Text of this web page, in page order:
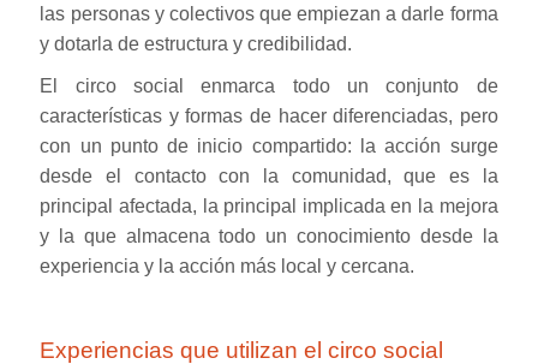
las personas y colectivos que empiezan a darle forma
y dotarla de estructura y credibilidad.
El circo social enmarca todo un conjunto de
características y formas de hacer diferenciadas, pero
con un punto de inicio compartido: la acción surge
desde el contacto con la comunidad, que es la
principal afectada, la principal implicada en la mejora
y la que almacena todo un conocimiento desde la
experiencia y la acción más local y cercana.
Experiencias que utilizan el circo social